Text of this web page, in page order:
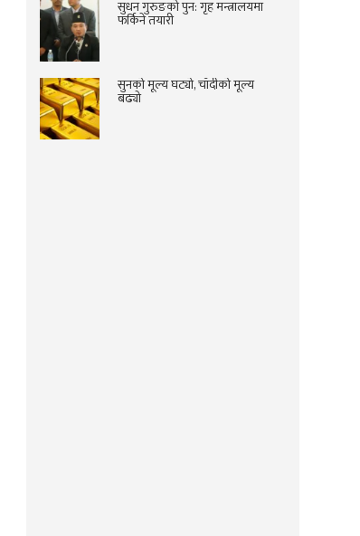
सुधन गुरुङको पुन: गृह मन्त्रालयमा
फर्किने तयारी
सुनको मूल्य घट्यो, चाँदीको मूल्य
बढ्यो